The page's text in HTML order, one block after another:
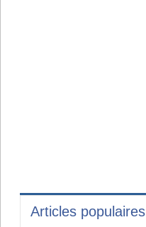
Articles populaires